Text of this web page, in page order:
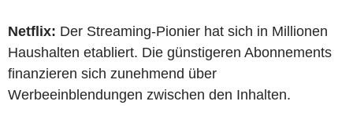
Netflix: Der Streaming-Pionier hat sich in Millionen
Haushalten etabliert. Die günstigeren Abonnements
finanzieren sich zunehmend über
Werbeeinblendungen zwischen den Inhalten.